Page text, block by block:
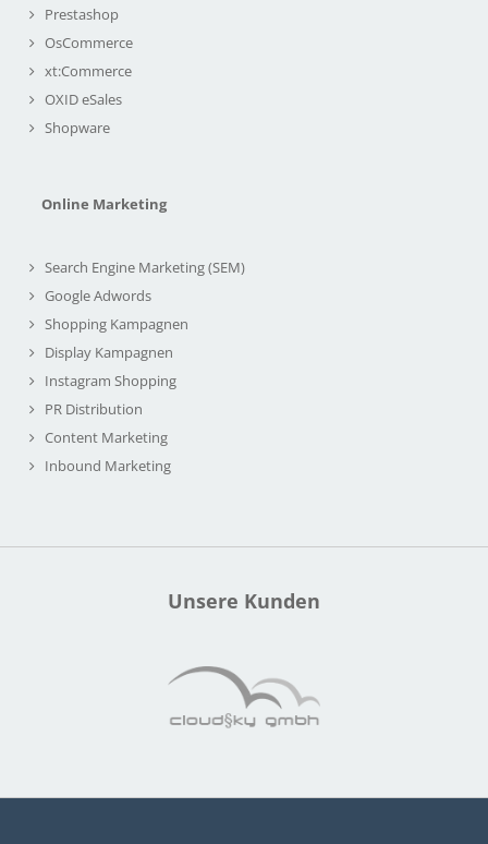
Prestashop
OsCommerce
xt:Commerce
OXID eSales
Shopware
Online Marketing
Search Engine Marketing (SEM)
Google Adwords
Shopping Kampagnen
Display Kampagnen
Instagram Shopping
PR Distribution
Content Marketing
Inbound Marketing
Unsere Kunden